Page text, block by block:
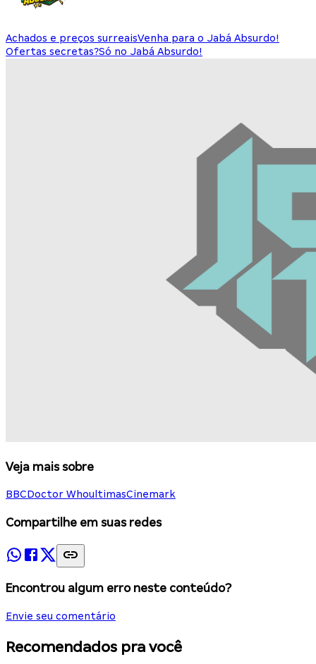
Achados e preços surreaisVenha para o Jabá Absurdo!
Ofertas secretas?Só no Jabá Absurdo!
Veja mais sobre
BBCDoctor WhoultimasCinemark
Compartilhe em suas redes
Encontrou algum erro neste conteúdo?
Envie seu comentário
Recomendados pra você